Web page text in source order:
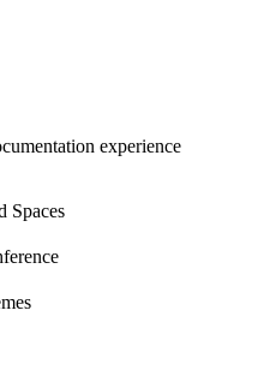
experience
Spaces